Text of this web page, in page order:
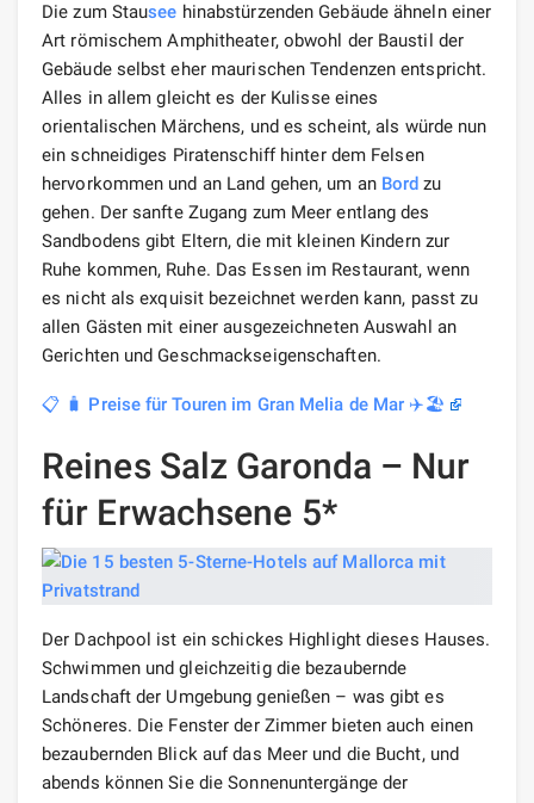
Die zum Stausee hinabstürzenden Gebäude ähneln einer
Art römischem Amphitheater, obwohl der Baustil der
Gebäude selbst eher maurischen Tendenzen entspricht.
Alles in allem gleicht es der Kulisse eines
orientalischen Märchens, und es scheint, als würde nun
ein schneidiges Piratenschiff hinter dem Felsen
hervorkommen und an Land gehen, um an Bord zu
gehen. Der sanfte Zugang zum Meer entlang des
Sandbodens gibt Eltern, die mit kleinen Kindern zur
Ruhe kommen, Ruhe. Das Essen im Restaurant, wenn
es nicht als exquisit bezeichnet werden kann, passt zu
allen Gästen mit einer ausgezeichneten Auswahl an
Gerichten und Geschmackseigenschaften.
📋 🧳 Preise für Touren im Gran Melia de Mar ✈️🏖️
Reines Salz Garonda – Nur
für Erwachsene 5*
Der Dachpool ist ein schickes Highlight dieses Hauses.
Schwimmen und gleichzeitig die bezaubernde
Landschaft der Umgebung genießen – was gibt es
Schöneres. Die Fenster der Zimmer bieten auch einen
bezaubernden Blick auf das Meer und die Bucht, und
abends können Sie die Sonnenuntergänge der